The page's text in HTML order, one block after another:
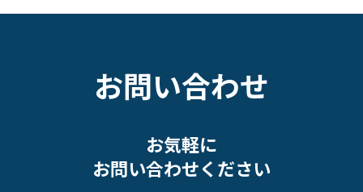
お問い合わせ
お気軽に
お問い合わせください